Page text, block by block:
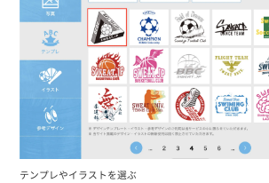
テンプレやイラストを選ぶ